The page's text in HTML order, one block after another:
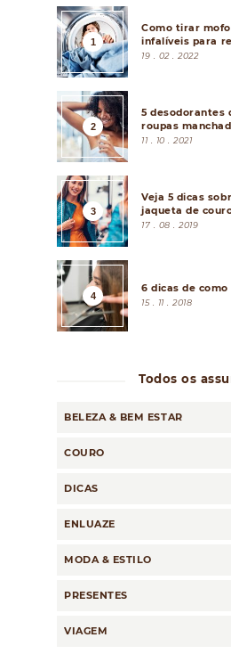
Como tirar
infalíveis para
19 . 02 . 2022
5 desodorantes
roupas
11 . 10 . 2021
Veja 5 dicas
jaqueta de
17 . 08 . 2019
6 dicas de
15 . 11 . 2018
Todos os
BELEZA & BEM ESTAR
COURO
DICAS
ENLUAZE
MODA & ESTILO
PRESENTES
VIAGEM